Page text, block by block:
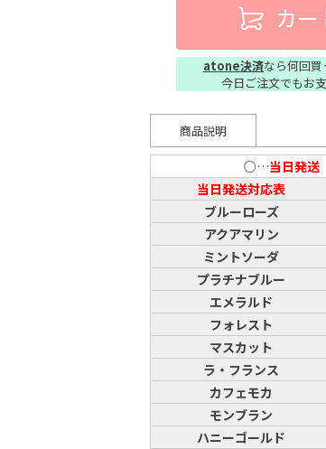
カ
atone決済なら何回買
今日ご注文でもお
商品説明
○…当日発送
当日発送対応表
ブルーローズ
アクアマリン
ミントソーダ
プラチナブルー
エメラルド
フォレスト
マスカット
ラ・フランス
カフェモカ
モンブラン
ハニーゴールド